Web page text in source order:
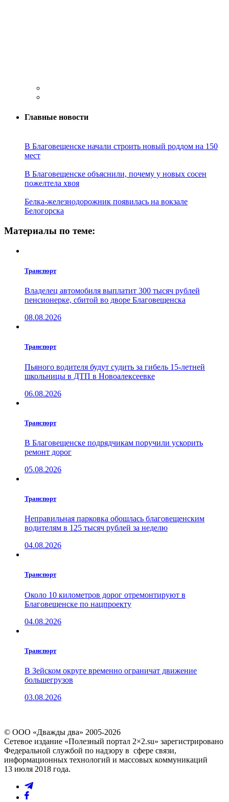
Главные новости
В Благовещенске начали строить новый роддом на 150
мест
В Благовещенске объяснили, почему у новых сосен
пожелтела хвоя
Белка-железнодорожник появилась на вокзале
Белогорска
Материалы по теме:
Транспорт
Владелец автомобиля выплатит 300 тысяч рублей
пенсионерке, сбитой во дворе Благовещенска
08.08.2026
Транспорт
Пьяного водителя будут судить за гибель 15-летней
школьницы в ДТП в Новоалексеевке
06.08.2026
Транспорт
В Благовещенске подрядчикам поручили ускорить
ремонт дорог
05.08.2026
Транспорт
Неправильная парковка обошлась благовещенским
водителям в 125 тысяч рублей за неделю
04.08.2026
Транспорт
Около 10 километров дорог отремонтируют в
Благовещенске по нацпроекту
04.08.2026
Транспорт
В Зейском округе временно ограничат движение
большегрузов
03.08.2026
© ООО «Дважды два» 2005-2026
Сетевое издание «Полезный портал 2×2.su» зарегистрировано
Федеральной службой по надзору в сфере связи,
информационных технологий и массовых коммуникаций
13 июля 2018 года.